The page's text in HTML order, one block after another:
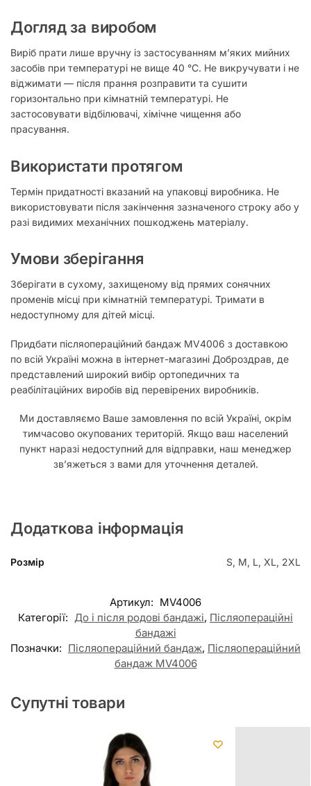
Догляд за виробом
Виріб прати лише вручну із застосуванням м’яких мийних
засобів при температурі не вище 40 °C. Не викручувати і не
віджимати — після прання розправити та сушити
горизонтально при кімнатній температурі. Не
застосовувати відбілювачі, хімічне чищення або
прасування.
Використати протягом
Термін придатності вказаний на упаковці виробника. Не
використовувати після закінчення зазначеного строку або у
разі видимих механічних пошкоджень матеріалу.
Умови зберігання
Зберігати в сухому, захищеному від прямих сонячних
променів місці при кімнатній температурі. Тримати в
недоступному для дітей місці.
Придбати післяопераційний бандаж MV4006 з доставкою
по всій Україні можна в інтернет-магазині Доброздрав, де
представлений широкий вибір ортопедичних та
реабілітаційних виробів від перевірених виробників.
Ми доставляємо Ваше замовлення по всій Україні, окрім
тимчасово окупованих територій. Якщо ваш населений
пункт наразі недоступний для відправки, наш менеджер
зв’яжеться з вами для уточнення деталей.
Додаткова інформація
Розмір S, M, L, XL, 2XL
Артикул: MV4006
Категорії: До і після родові бандажі, Післяопераційні
бандажі
Позначки: Післяопераційний бандаж, Післяопераційний
бандаж MV4006
Супутні товари